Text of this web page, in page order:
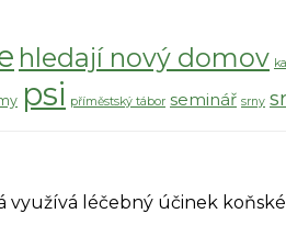
hledají nový domov
psi příměstský tábor seminář srny
využívá léčebný účinek